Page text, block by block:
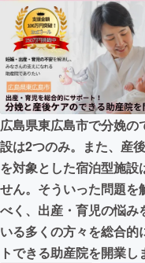
テクノロジ
映像・映画
ビジネス・
まちづくり
CAMPFIRE for
CAMPFIREふる
広島県東広島市で分娩の
設は2つのみ。また、産
を対象とした宿泊型施設
せん。そういった問題を
べく、出産・育児の悩み
いる多くの方々を総合的
トできる助産院を開業し